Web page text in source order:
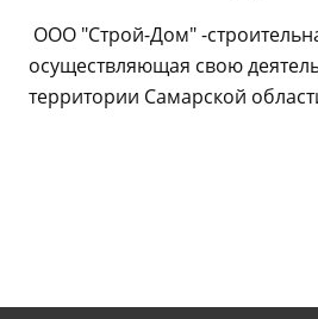
ООО "Строй-Дом" -
осуществляющая свою
территории Самарской